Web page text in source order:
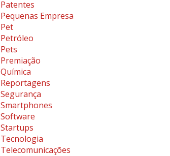
Patentes
Pequenas Empresa
Pet
Petróleo
Pets
Premiação
Química
Reportagens
Segurança
Smartphones
Software
Startups
Tecnologia
Telecomunicações